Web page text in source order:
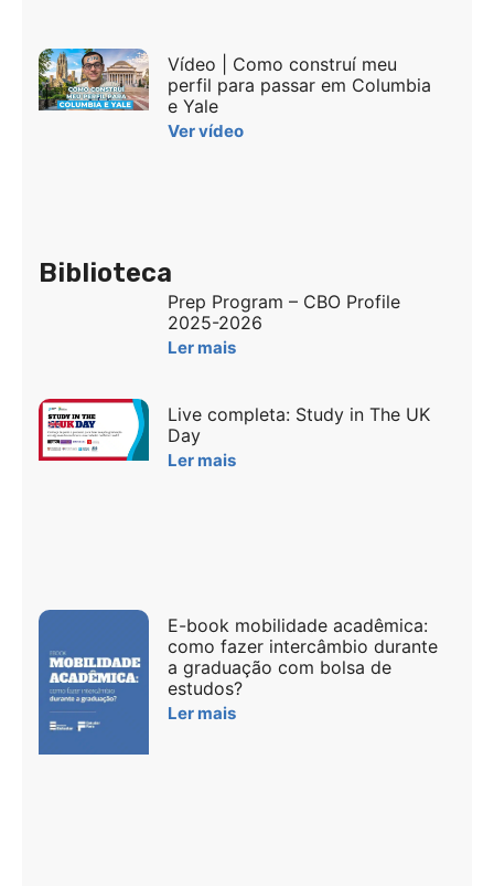
Vídeo | Como construí meu
perfil para passar em Columbia
e Yale
Ver vídeo
Biblioteca
Prep Program – CBO Profile
2025-2026
Ler mais
Live completa: Study in The UK
Day
Ler mais
E-book mobilidade acadêmica:
como fazer intercâmbio durante
a graduação com bolsa de
estudos?
Ler mais